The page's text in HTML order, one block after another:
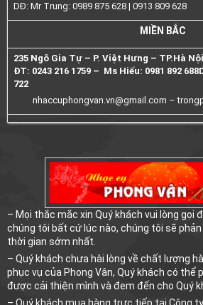
DĐ: Mr Trung: 0989 875 628 | 0913 809 628
MIỀN BẮC
235 Ngô Gia Tự – P. Việt Hưng – TP.Hà
ĐT: 0243 216 1759 – Ms Hiếu: 0981 892 688
722
nhaccuphongvan.vn@gmail.com –
– Mọi thắc mắc xin Quý khách vui lòng gọi
chúng tôi bất cứ lúc nào, chúng tôi sẽ
thời gian sớm nhất.
– Quý khách chưa hài lòng về chất lượng
phục vụ của Phong Vân, Quý khách có thể
được cải thiện mình và đem đến cho Quý